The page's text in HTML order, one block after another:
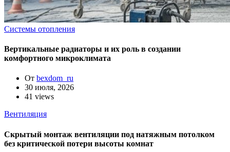
Системы отопления
Вертикальные радиаторы и их роль в создании
комфортного микроклимата
От bexdom_ru
30 июля, 2026
41 views
Вентиляция
Скрытый монтаж вентиляции под натяжным потолком
без критической потери высоты комнат